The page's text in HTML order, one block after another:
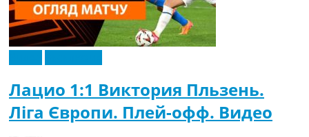
Лацио 1:1 Виктория Пльзень.
Ліга Європи. Плей-офф. Видео